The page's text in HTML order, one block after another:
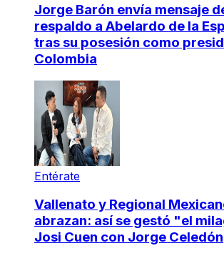
Jorge Barón envía mensaje
respaldo a Abelardo de la
tras su posesión como
Colombia
Entérate
Vallenato y Regional
abrazan: así se gestó "el
Josi Cuen con Jorge Celedón